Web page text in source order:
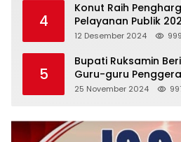
4
Konut Raih
Pelayanan Publik
Menuju Pelayanan
12 Desember 2024 999
5
Bupati Ruksamin
Guru-guru
25 November 2024